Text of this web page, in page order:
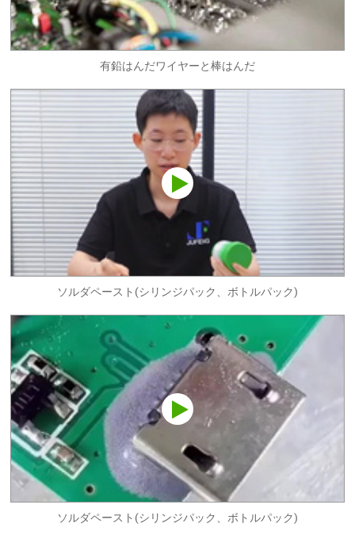
有鉛はんだワイヤーと棒はんだ
ソルダペースト(シリンジパック、ボトルパック)
ソルダペースト(シリンジパック、ボトルパック)